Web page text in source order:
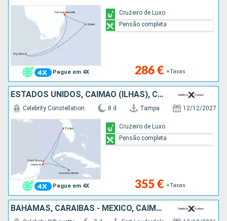
Pague em 4X 286 € +Taxas
Cruzeiro de Luxo
Pensão completa
ESTADOS UNIDOS, CAIMÃO (ILHAS), CARAIBAS - MEXICO
Pague em 4X
Celebrity Constellation 8 d Tampa 12/12/2027
355 € +Taxas
Cruzeiro de Luxo
Pensão completa
BAHAMAS, CARAIBAS - MEXICO, CAIMÃO (ILHAS), ESTADOS UNIDOS